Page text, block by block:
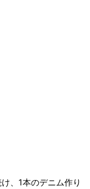
、1本のデニム作り